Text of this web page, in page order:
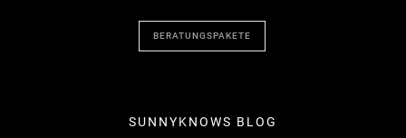
BERATUNGSPAKETE
SUNNYKNOWS BLOG